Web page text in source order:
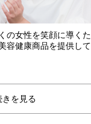
の女性を笑顔に導くた
容健康商品を提供して
きを見る